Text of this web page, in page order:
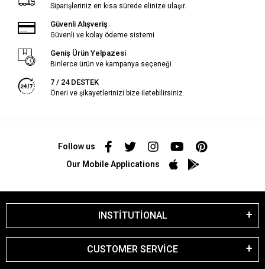
Siparişleriniz en kısa sürede elinize ulaşır.
Güvenli Alışveriş
Güvenli ve kolay ödeme sistemi
Geniş Ürün Yelpazesi
Binlerce ürün ve kampanya seçeneği
7 / 24 DESTEK
Öneri ve şikayetlerinizi bize iletebilirsiniz.
Follow us
Our Mobile Applications
INSTİTUTİONAL
CUSTOMER SERVİCE